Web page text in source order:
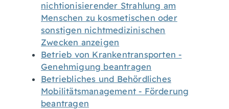
nichtionisierender Strahlung am
Menschen zu kosmetischen oder
sonstigen nichtmedizinischen
Zwecken anzeigen
Betrieb von Krankentransporten -
Genehmigung beantragen
Betriebliches und Behördliches
Mobilitätsmanagement - Förderung
beantragen